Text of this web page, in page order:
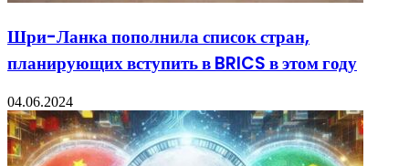
Шри-Ланка пополнила список стран,
планирующих вступить в BRICS в этом году
04.06.2024